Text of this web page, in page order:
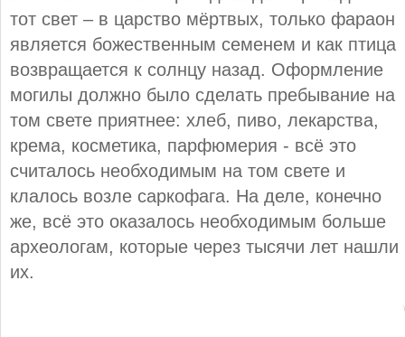
тот свет – в царство мёртвых, только фараон
является божественным семенем и как птица
возвращается к солнцу назад. Оформление
могилы должно было сделать пребывание на
том свете приятнее: хлеб, пиво, лекарства,
крема, косметика, парфюмерия - всё это
считалось необходимым на том свете и
клалось возле саркофага. На деле, конечно
же, всё это оказалось необходимым больше
археологам, которые через тысячи лет нашли
их.